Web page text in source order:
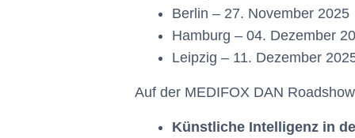
Berlin – 27. November 2025
Hamburg – 04. Dezember
Leipzig – 11. Dezember
Auf der MEDIFOX DAN
Künstliche Intelligenz in